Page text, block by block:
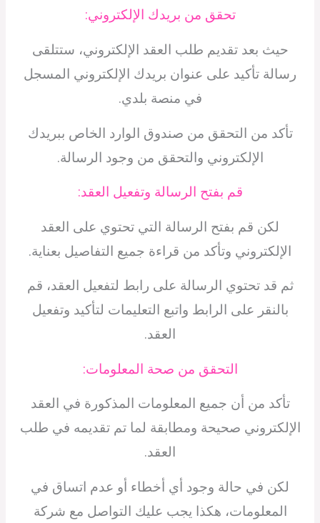
تحقق من بريدك الإلكتروني:
حيث بعد تقديم طلب العقد الإلكتروني، ستتلقى
رسالة تأكيد على عنوان بريدك الإلكتروني المسجل
في منصة بلدي.
تأكد من التحقق من صندوق الوارد الخاص ببريدك
الإلكتروني والتحقق من وجود الرسالة.
قم بفتح الرسالة وتفعيل العقد:
لكن قم بفتح الرسالة التي تحتوي على العقد
الإلكتروني وتأكد من قراءة جميع التفاصيل بعناية.
ثم قد تحتوي الرسالة على رابط لتفعيل العقد، قم
بالنقر على الرابط واتبع التعليمات لتأكيد وتفعيل
العقد.
التحقق من صحة المعلومات:
تأكد من أن جميع المعلومات المذكورة في العقد
الإلكتروني صحيحة ومطابقة لما تم تقديمه في طلب
العقد.
لكن في حالة وجود أي أخطاء أو عدم اتساق في
المعلومات، هكذا يجب عليك التواصل مع شركة